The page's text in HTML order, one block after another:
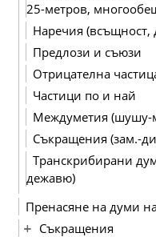
25-метров,
Наречия (всъщност,
Предлози и съюзи
Отрицателна
Частици по и най
Междуметия (шушу-
Съкращения (зам.-
Транскрибирани
дежавю)
Пренасяне на думи
Съкращения